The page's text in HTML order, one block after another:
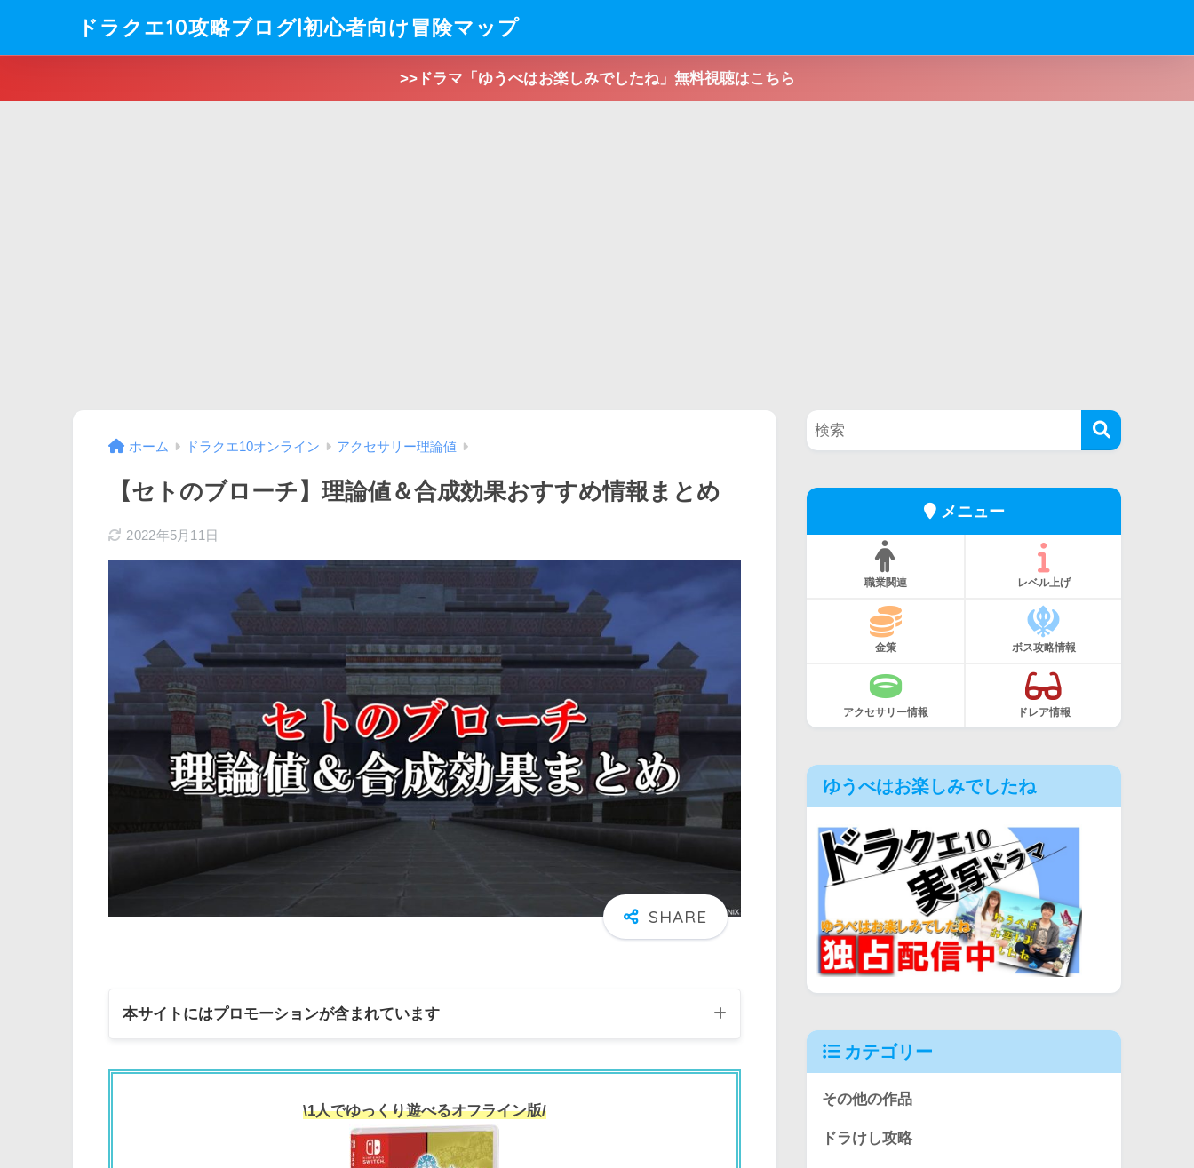
ドラクエ10攻略ブログ|初心者向け冒険マップ
>>ドラマ「ゆうべはお楽しみでしたね」無料視聴はこちら
ホーム ドラクエ10オンライン アクセサリー理論値
【セトのブローチ】理論値＆合成効果おすすめ情報まとめ
2022年5月11日
本サイトにはプロモーションが含まれています
\1人でゆっくり遊べるオフライン版/
メニュー
職業関連 レベル上げ
金策 ボス攻略情報
アクセサリー情報 ドレア情報
ゆうべはお楽しみでしたね
カテゴリー
その他の作品
ドラけし攻略